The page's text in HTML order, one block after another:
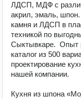
ЛДСП, МДФ с
акрил, эмаль,
камня и ЛДСП в
техникой по
Сыктывкаре.  Опыт
каталог из 500
проектирование
нашей компании.
Кухня из шпона